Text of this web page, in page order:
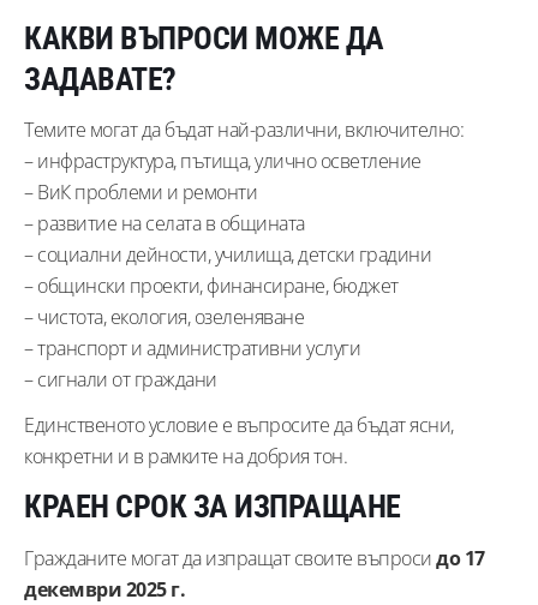
КАКВИ ВЪПРОСИ МОЖЕ ДА
ЗАДАВАТЕ?
Темите могат да бъдат най-различни, включително:
– инфраструктура, пътища, улично осветление
– ВиК проблеми и ремонти
– развитие на селата в общината
– социални дейности, училища, детски градини
– общински проекти, финансиране, бюджет
– чистота, екология, озеленяване
– транспорт и административни услуги
– сигнали от граждани
Единственото условие е въпросите да бъдат ясни,
конкретни и в рамките на добрия тон.
КРАЕН СРОК ЗА ИЗПРАЩАНЕ
Гражданите могат да изпращат своите въпросидо 17
декември 2025 г.